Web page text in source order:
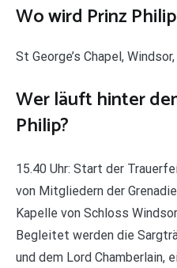
Wo wird Prinz
St George’s Chapel,
Wer läuft hinter
Philip?
15.40 Uhr: Start der
von Mitgliedern der
Kapelle von Schloss
Begleitet werden die
und dem Lord Chamberlain,